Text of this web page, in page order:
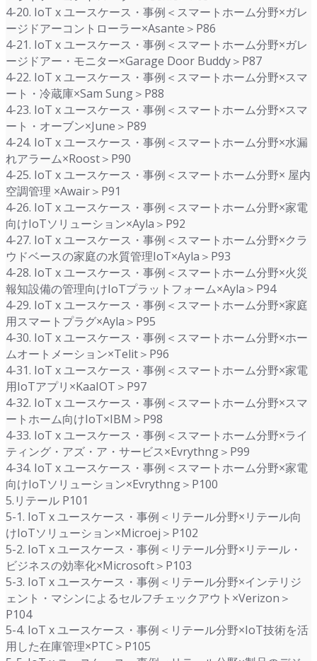
4-20. IoT x ユースケース・事例＜スマートホーム分野×ガレ
ージドアーコントローラー×Asante＞P86
4-21. IoT x ユースケース・事例＜スマートホーム分野×ガレ
ージドアー・モニター×Garage Door Buddy＞P87
4-22. IoT x ユースケース・事例＜スマートホーム分野×スマ
ート・冷蔵庫×Sam Sung＞P88
4-23. IoT x ユースケース・事例＜スマートホーム分野×スマ
ート・オーブン×June＞P89
4-24. IoT x ユースケース・事例＜スマートホーム分野×水漏
れアラーム×Roost＞P90
4-25. IoT x ユースケース・事例＜スマートホーム分野× 屋内
空調管理 ×Awair＞P91
4-26. IoT x ユースケース・事例＜スマートホーム分野×家電
向けIoTソリューション×Ayla＞P92
4-27. IoT x ユースケース・事例＜スマートホーム分野×クラ
ウドベースの家庭の水質管理IoT×Ayla＞P93
4-28. IoT x ユースケース・事例＜スマートホーム分野×火災
報知設備の管理向けIoTプラットフォーム×Ayla＞P94
4-29. IoT x ユースケース・事例＜スマートホーム分野×家庭
用スマートプラグ×Ayla＞P95
4-30. IoT x ユースケース・事例＜スマートホーム分野×ホー
ムオートメーション×Telit＞P96
4-31. IoT x ユースケース・事例＜スマートホーム分野×家電
用IoTアプリ×KaaIOT＞P97
4-32. IoT x ユースケース・事例＜スマートホーム分野×スマ
ートホーム向けIoT×IBM＞P98
4-33. IoT x ユースケース・事例＜スマートホーム分野×ライ
ティング・アズ・ア・サービス×Evrythng＞P99
4-34. IoT x ユースケース・事例＜スマートホーム分野×家電
向けIoTソリューション×Evrythng＞P100
5.リテール P101
5-1. IoT x ユースケース・事例＜リテール分野×リテール向
けIoTソリューション×Microej＞P102
5-2. IoT x ユースケース・事例＜リテール分野×リテール・
ビジネスの効率化×Microsoft＞P103
5-3. IoT x ユースケース・事例＜リテール分野×インテリジ
ェント・マシンによるセルフチェックアウト×Verizon＞
P104
5-4. IoT x ユースケース・事例＜リテール分野×IoT技術を活
用した在庫管理×PTC＞P105